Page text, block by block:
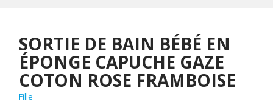
SORTIE DE BAIN BÉBÉ EN
ÉPONGE CAPUCHE GAZE
COTON ROSE FRAMBOISE
Fille